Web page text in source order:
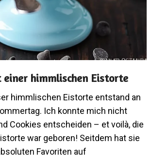
einer himmlischen Eistorte
himmlischen Eistorte entstand an
Ich konnte mich nicht
Cookies entscheiden – et voilà, die
war geboren! Seitdem hat sie
Favoriten auf